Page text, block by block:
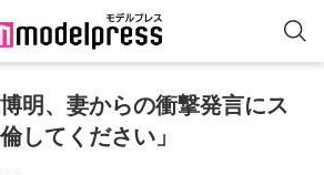
明、妻からの衝撃発言にス
してください」